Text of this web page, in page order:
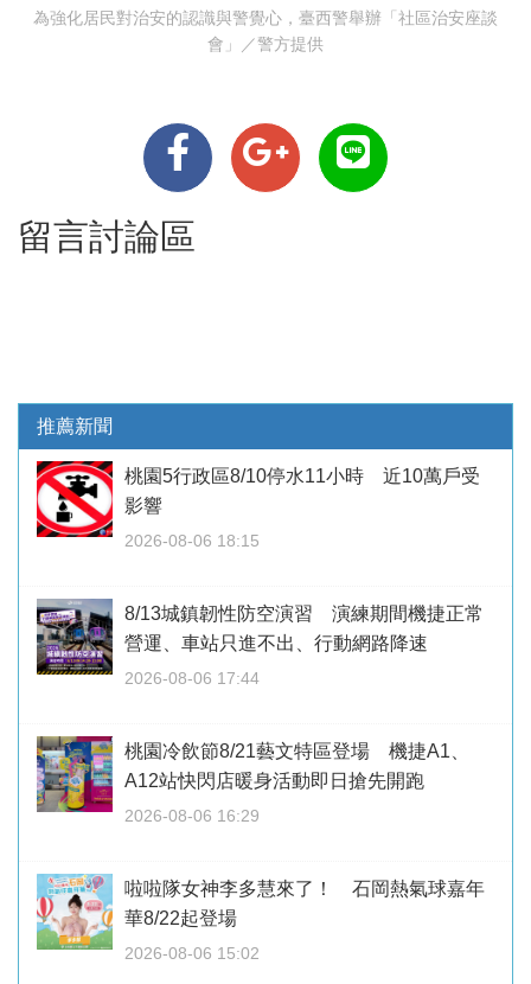
為強化居民對治安的認識與警覺心，臺西警舉辦「社區治安座談
會」／警方提供
留言討論區
推薦新聞
桃園5行政區8/10停水11小時 近10萬戶受
影響
2026-08-06 18:15
8/13城鎮韌性防空演習 演練期間機捷正常
營運、車站只進不出、行動網路降速
2026-08-06 17:44
桃園冷飲節8/21藝文特區登場 機捷A1、
A12站快閃店暖身活動即日搶先開跑
2026-08-06 16:29
啦啦隊女神李多慧來了！ 石岡熱氣球嘉年
華8/22起登場
2026-08-06 15:02